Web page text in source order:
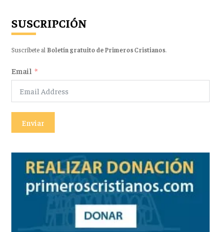
SUSCRIPCIÓN
Suscríbete al Boletín gratuito de Primeros Cristianos.
Email
Enviar